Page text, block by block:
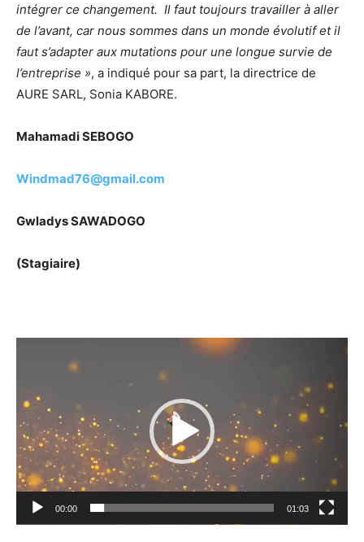
intégrer ce changement. Il faut toujours travailler à aller
de l’avant, car nous sommes dans un monde évolutif et il
faut s’adapter aux mutations pour une longue survie de
l’entreprise », a indiqué pour sa part, la directrice de
AURE SARL, Sonia KABORE.
Mahamadi SEBOGO
Windmad76@gmail.com
Gwladys SAWADOGO
(Stagiaire)
Lecteur
00:00 01:03